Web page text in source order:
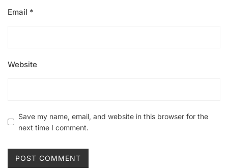
Email *
Website
Save my name, email, and website in this browser for the
next time I comment.